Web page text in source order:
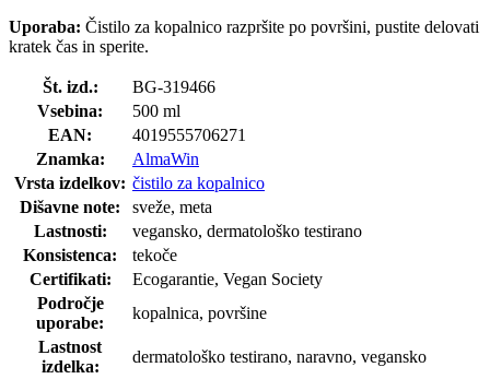
Uporaba: Čistilo za kopalnico razpršite po površini, pustite delovati
kratek čas in sperite.
Št. izd.:
BG-319466
Vsebina:
500 ml
EAN:
4019555706271
Znamka:
AlmaWin
Vrsta izdelkov: čistilo za kopalnico
Dišavne note:
sveže, meta
Lastnosti:
vegansko, dermatološko testirano
Konsistenca:
tekoče
Certifikati:
Ecogarantie, Vegan Society
Področje
uporabe:
kopalnica, površine
Lastnost
izdelka:
dermatološko testirano, naravno, vegansko